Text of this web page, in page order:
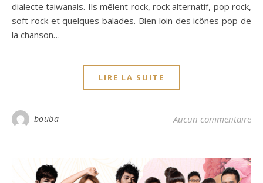
dialecte taiwanais. Ils mêlent rock, rock alternatif, pop rock,
soft rock et quelques balades. Bien loin des icônes pop de
la chanson…
LIRE LA SUITE
bouba Aucun commentaire